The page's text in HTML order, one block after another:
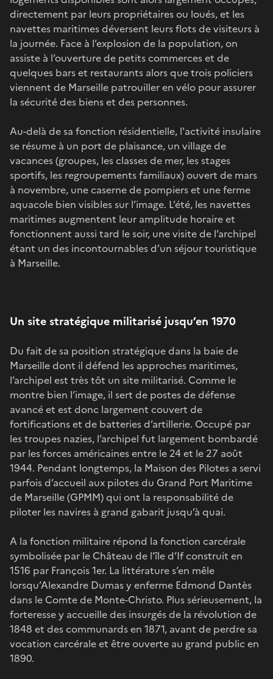
directement par leurs propriétaires ou loués, et les
navettes maritimes déversent leurs flots de visiteurs à
la journée. Face à l’explosion de la population, on
assiste à l’ouverture de petits commerces et de
quelques bars et restaurants alors que trois policiers
viennent de Marseille patrouiller en vélo pour assurer
la sécurité des biens et des personnes.
Au-delà de sa fonction résidentielle, l'activité insulaire
se résume à un port de plaisance, un village de
vacances (groupes, les classes de mer, les stages
sportifs, les regroupements familiaux) ouvert de mars
à novembre, une caserne de pompiers et une ferme
aquacole bien visibles sur l’image. L’été, les navettes
maritimes augmentent leur amplitude horaire et
fonctionnent aussi tard le soir, une visite de l’archipel
étant un des incontournables d’un séjour touristique
à Marseille.
Un site stratégique militarisé jusqu’en 1970
Du fait de sa position stratégique dans la baie de
Marseille dont il défend les approches maritimes,
l’archipel est très tôt un site militarisé. Comme le
montre bien l’image, il sert de postes de défense
avancé et est donc largement couvert de
fortifications et de batteries d’artillerie. Occupé par
les troupes nazies, l’archipel fut largement bombardé
par les forces américaines entre le 24 et le 27 août
1944. Pendant longtemps, la Maison des Pilotes a servi
parfois d’accueil aux pilotes du Grand Port Maritime
de Marseille (GPMM) qui ont la responsabilité de
piloter les navires à grand gabarit jusqu’à quai.
A la fonction militaire répond la fonction carcérale
symbolisée par le Château de l’île d’If construit en
1516 par François 1er. La littérature s’en mêle
lorsqu’Alexandre Dumas y enferme Edmond Dantès
dans le Comte de Monte-Christo. Plus sérieusement, la
forteresse y accueille des insurgés de la révolution de
1848 et des communards en 1871, avant de perdre sa
vocation carcérale et être ouverte au grand public en
1890.